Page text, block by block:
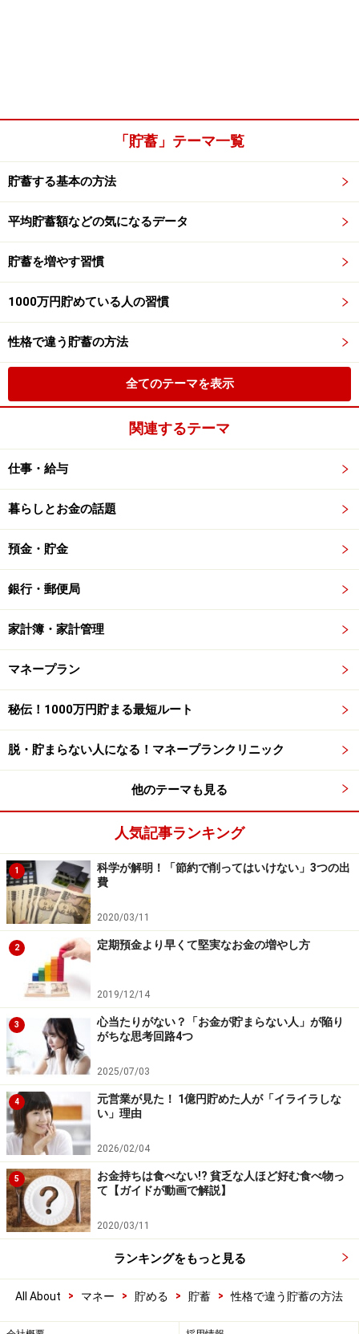
「貯蓄」テーマ一覧
貯蓄する基本の方法
平均貯蓄額などの気になるデータ
貯蓄を増やす習慣
1000万円貯めている人の習慣
性格で違う貯蓄の方法
全てのテーマを表示
関連するテーマ
仕事・給与
暮らしとお金の話題
預金・貯金
銀行・郵便局
家計簿・家計管理
マネープラン
秘伝！1000万円貯まる最短ルート
脱・貯まらない人になる！マネープランクリニック
他のテーマも見る
人気記事ランキング
1
科学が解明！「節約で削ってはいけない」3つの出
費
2020/03/11
2 定期預金より早くて堅実なお金の増やし方
2019/12/14
3
心当たりがない？「お金が貯まらない人」が陥り
がちな思考回路4つ
2025/07/03
4
元営業が見た！ 1億円貯めた人が「イライラしな
い」理由
2026/02/04
5
お金持ちは食べない!? 貧乏な人ほど好む食べ物っ
て【ガイドが動画で解説】
2020/03/11
ランキングをもっと見る
All About > マネー > 貯める > 貯蓄 > 性格で違う貯蓄の方法